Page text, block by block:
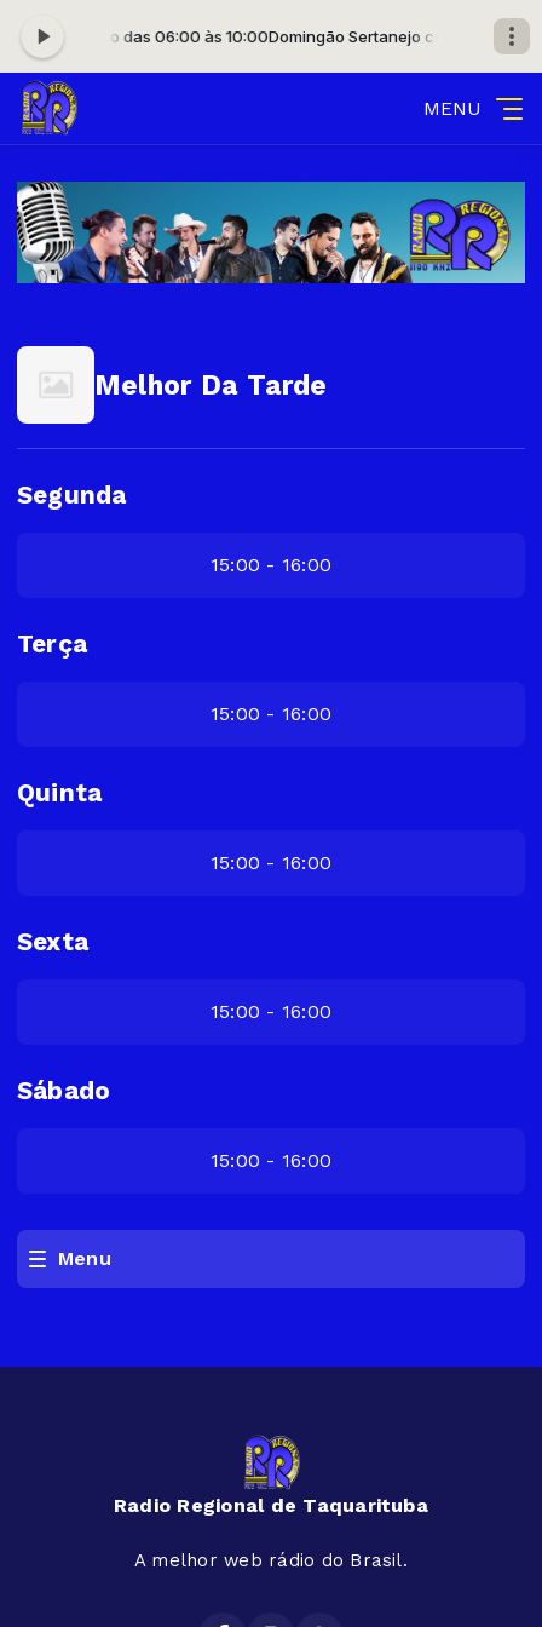
com Apolo das 06:00 às 10:00Domingão Sertanejo com Apolo das
MENU
Melhor Da Tarde
Segunda
15:00 - 16:00
Terça
15:00 - 16:00
Quinta
15:00 - 16:00
Sexta
15:00 - 16:00
Sábado
15:00 - 16:00
Menu
Radio Regional de Taquarituba
A melhor web rádio do Brasil.